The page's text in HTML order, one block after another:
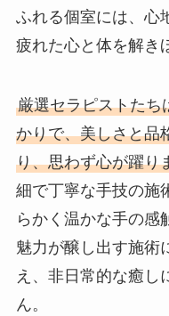
ふれる個室には、心
疲れた心と体を解き
厳選セラピストたち
かりで、美しさと品
り、思わず心が躍り
細で丁寧な手技の施
らかく温かな手の感
魅力が醸し出す施術
え、非日常的な癒し
ん。